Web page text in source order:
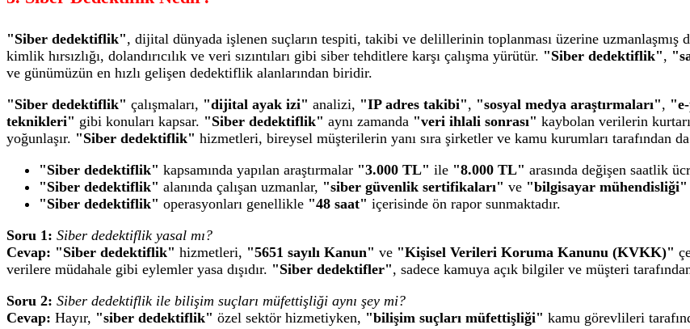
"Siber dedektiflik", dijital dünyada işlenen suçların tespiti, takibi ve delillerinin toplanması üzerine uzmanlaşmış
kimlik hırsızlığı, dolandırıcılık ve veri sızıntıları gibi siber tehditlere karşı çalışma yürütür. "Siber dedektiflik",
ve günümüzün en hızlı gelişen dedektiflik alanlarından biridir.
"Siber dedektiflik" çalışmaları, "dijital ayak izi" analizi, "IP adres takibi", "sosyal medya araştırmaları",
teknikleri" gibi konuları kapsar. "Siber dedektiflik" aynı zamanda "veri ihlali sonrası" kaybolan verilerin
yoğunlaşır. "Siber dedektiflik" hizmetleri, bireysel müşterilerin yanı sıra şirketler ve kamu kurumları tarafından
"Siber dedektiflik" kapsamında yapılan araştırmalar "3.000 TL" ile "8.000 TL" arasında değişen saatlik
"Siber dedektiflik" alanında çalışan uzmanlar, "siber güvenlik sertifikaları" ve "bilgisayar mühendisliği"
"Siber dedektiflik" operasyonları genellikle "48 saat" içerisinde ön rapor sunmaktadır.
Soru 1: Siber dedektiflik yasal mı?
Cevap: "Siber dedektiflik" hizmetleri, "5651 sayılı Kanun" ve "Kişisel Verileri Koruma Kanunu (KVKK)"
verilere müdahale gibi eylemler yasa dışıdır. "Siber dedektifler", sadece kamuya açık bilgiler ve müşteri
Soru 2: Siber dedektiflik ile bilişim suçları müfettişliği aynı şey mi?
Cevap: Hayır, "siber dedektiflik" özel sektör hizmetiyken, "bilişim suçları müfettişliği" kamu görevlileri